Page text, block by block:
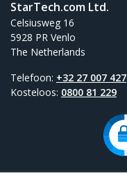
StarTech.com Ltd.
Celsiusweg 16
5928 PR Venlo
The Netherlands
Telefoon: +32 27 007 427
Kosteloos: 0800 81 229